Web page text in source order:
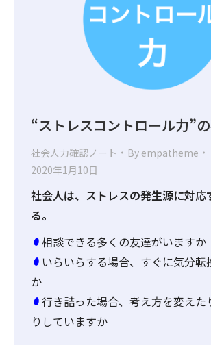
“ストレスコントロール力”
社会人力確認ノート By empatheme
2020年1月10日
社会人は、ストレスの発生源に対応
る。
相談できる多くの友達がいますか
いらいらする場合、すぐに気分転
か
行き詰った場合、考え方を変えた
りしていますか